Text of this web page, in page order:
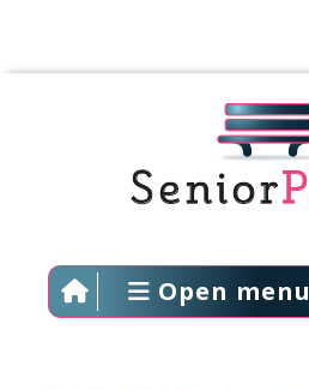
Open menu